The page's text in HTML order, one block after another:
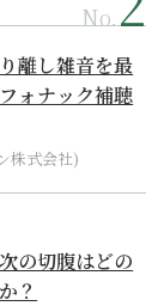
No.
離し雑音を最
ォナック補聴
株式会社)
の切腹はどの
？